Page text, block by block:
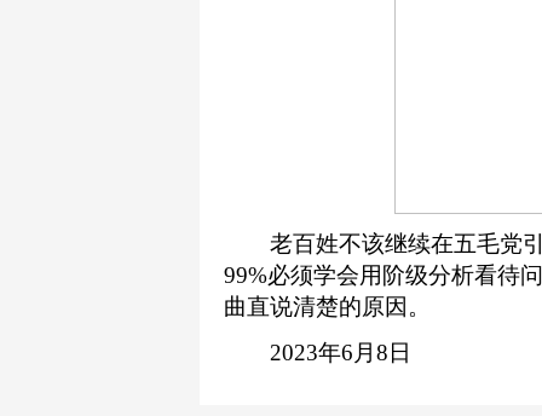
老百姓不该继续在五毛党引
99%必须学会用阶级分析看待
曲直说清楚的原因。
2023年6月8日